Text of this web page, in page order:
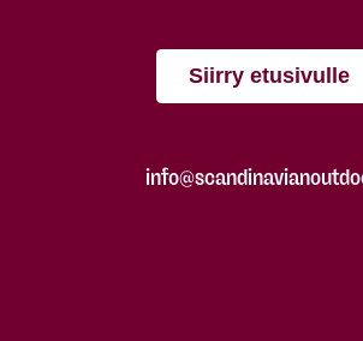
Siirry etusivulle